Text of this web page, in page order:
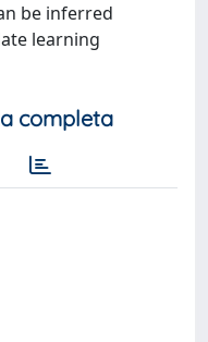
be inferred
learning
completa